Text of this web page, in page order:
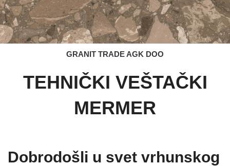
GRANIT TRADE AGK DOO
TEHNIČKI VEŠTAČKI
MERMER
Dobrodošli u svet vrhunskog